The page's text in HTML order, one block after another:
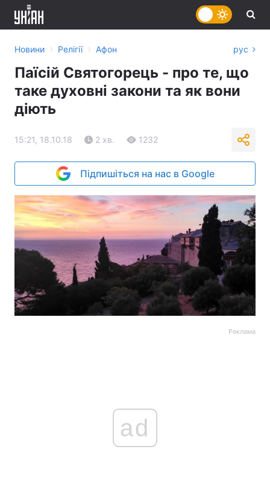
Новини › Релігії › Афон рус
Паїсій Святогорець - про те, що
таке духовні закони та як вони
діють
15:21, 18.10.18 2 хв. 1232
Підпишіться на нас в Google
Реклама
ad